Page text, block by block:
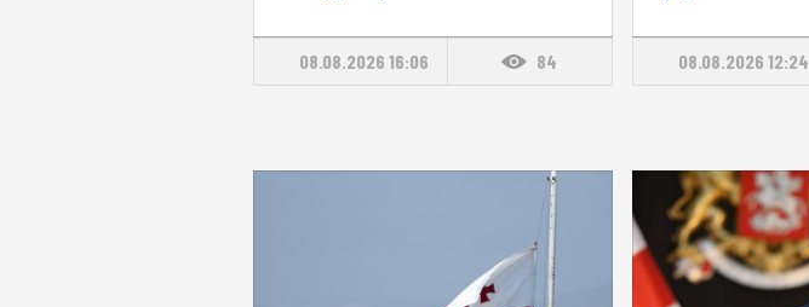
08.08.2026 16:06 84 08.08.2026 12:24